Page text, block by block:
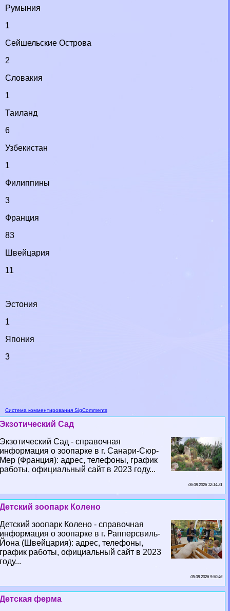
Румыния
1
Сейшельские Острова
2
Словакия
1
Таиланд
6
Узбекистан
1
Филиппины
3
Франция
83
Швейцария
11
Эстония
1
Япония
3
Система комментирования SigComments
Экзотический Сад
Экзотический Сад - справочная
информация о зоопарке в г. Санари-Сюр-
Мер (Франция): адрес, телефоны, график
работы, официальный сайт в 2023 году...
06 08 2026 12:14:31
Детский зоопарк Колено
Детский зоопарк Колено - справочная
информация о зоопарке в г. Рапперсвиль-
Йона (Швейцария): адрес, телефоны,
график работы, официальный сайт в 2023
году...
05 08 2026 9:50:46
Детская ферма